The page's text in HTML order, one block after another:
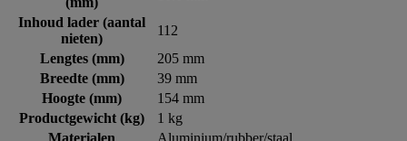
Inhoud lader (aantal
nieten)
112
Lengtes (mm)
205 mm
Breedte (mm)
39 mm
Hoogte (mm)
154 mm
Productgewicht (kg)
1 kg
Materialen
Aluminium/rubber/staal